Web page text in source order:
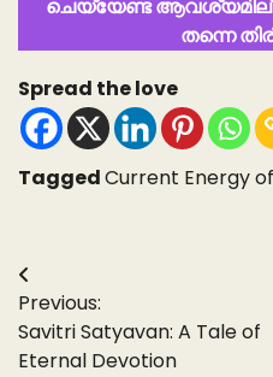
ചെയ്യേണ്ട
തന്നെ
Spread the love
TaggedCurrent Energy
Post
navigation
Previous:
Savitri Satyavan: A Tale of
Eternal Devotion